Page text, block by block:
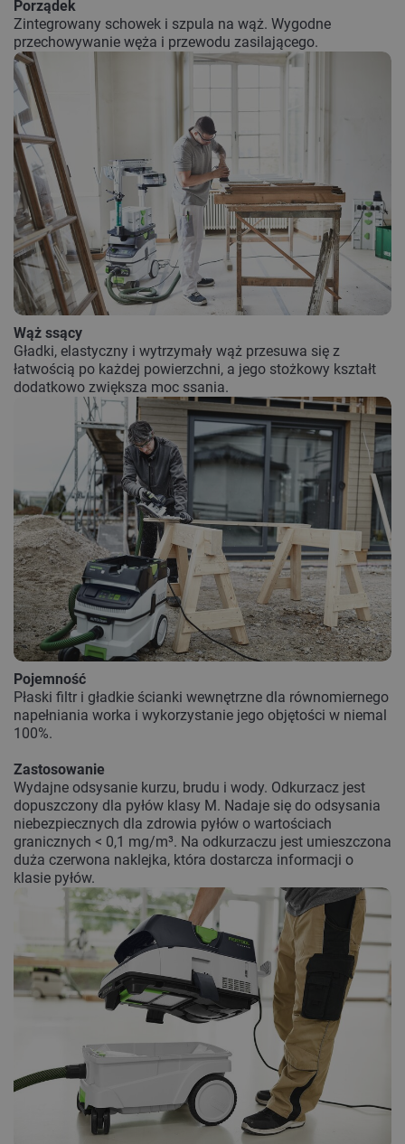
Porządek
Zintegrowany schowek i szpula na wąż. Wygodne
przechowywanie węża i przewodu zasilającego.
Wąż ssący
Gładki, elastyczny i wytrzymały wąż przesuwa się z
łatwością po każdej powierzchni, a jego stożkowy kształt
dodatkowo zwiększa moc ssania.
Pojemność
Płaski filtr i gładkie ścianki wewnętrzne dla równomiernego
napełniania worka i wykorzystanie jego objętości w niemal
100%.
Zastosowanie
Wydajne odsysanie kurzu, brudu i wody. Odkurzacz jest
dopuszczony dla pyłów klasy M. Nadaje się do odsysania
niebezpiecznych dla zdrowia pyłów o wartościach
granicznych < 0,1 mg/m³. Na odkurzaczu jest umieszczona
duża czerwona naklejka, która dostarcza informacji o
klasie pyłów.